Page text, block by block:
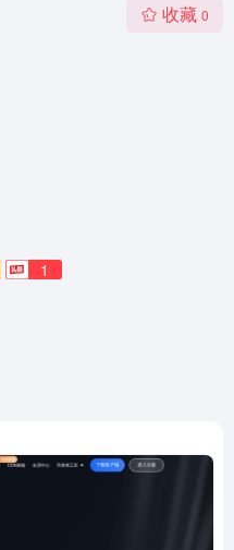
收藏 0
1